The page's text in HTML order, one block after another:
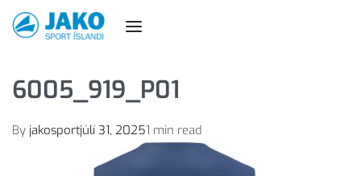
6005_919_P01
By jakosportjúlí 31, 20251 min read